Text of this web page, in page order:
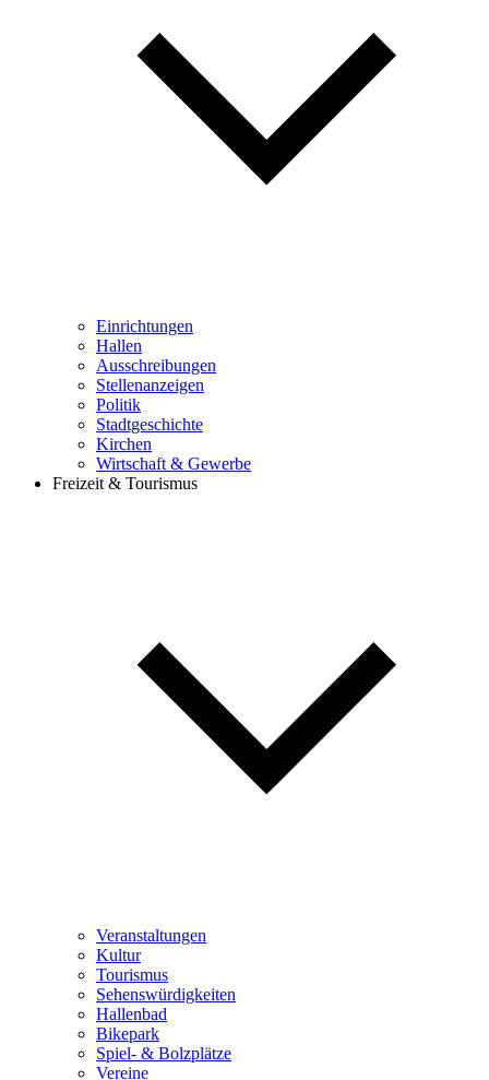
Einrichtungen
Hallen
Ausschreibungen
Stellenanzeigen
Politik
Stadtgeschichte
Kirchen
Wirtschaft & Gewerbe
Freizeit & Tourismus
Veranstaltungen
Kultur
Tourismus
Sehenswürdigkeiten
Hallenbad
Bikepark
Spiel- & Bolzplätze
Vereine